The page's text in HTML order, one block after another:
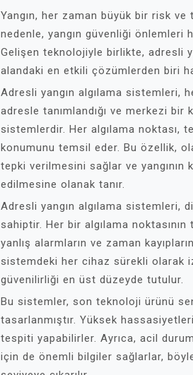
Yangın, her zaman büyük bir risk ve
nedenle, yangın güvenliği önlemleri
Gelişen teknolojiyle birlikte, adresli
alandaki en etkili çözümlerden biri
Adresli yangın algılama sistemleri,
adresle tanımlandığı ve merkezi
sistemlerdir. Her algılama noktası,
konumunu temsil eder. Bu özellik,
tepki verilmesini sağlar ve yangının
edilmesine olanak tanır.
Adresli yangın algılama sistemleri,
sahiptir. Her bir algılama
yanlış alarmların ve zaman
sistemdeki her cihaz sürekli olarak
güvenilirliği en üst düzeyde tutulur.
Bu sistemler, son teknoloji ürünü
tasarlanmıştır. Yüksek
tespiti yapabilirler. Ayrıca, acil
için de önemli bilgiler sağlarlar,